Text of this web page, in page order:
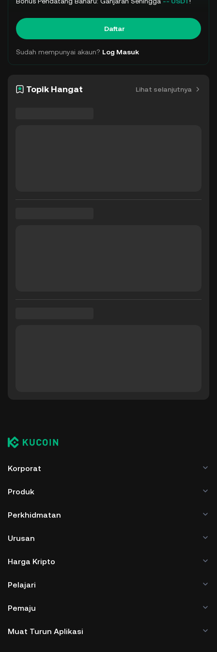
Daftar
Sudah mempunyai akaun? Log Masuk
Topik Hangat Lihat selanjutnya
Korporat
Produk
Perkhidmatan
Urusan
Harga Kripto
Pelajari
Pemaju
Muat Turun Aplikasi